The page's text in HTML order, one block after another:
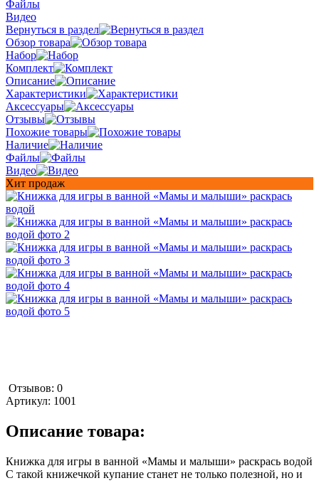
Файлы
Видео
Вернуться в раздел
Обзор товара
Набор
Комплект
Описание
Характеристики
Аксессуары
Отзывы
Похожие товары
Наличие
Файлы
Видео
Хит продаж
Отзывов: 0
Артикул: 1001
Описание товара:
Книжка для игры в ванной «Мамы и малыши» раскрась водой
С такой книжечкой купание станет не только полезной, но и